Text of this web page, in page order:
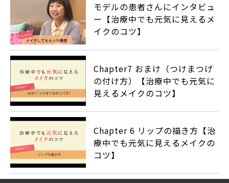
モデルの患者さんにインタビュ
ー【治療中でも元気に見えるメ
イクのコツ】
Chapter7 おまけ（つけまつげ
の付け方）【治療中でも元気に
見えるメイクのコツ】
Chapter 6 リップの描き方【治
療中でも元気に見えるメイクの
コツ】